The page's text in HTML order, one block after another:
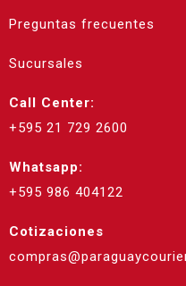
Preguntas frecuentes
Sucursales
Call Center:
+595 21 729 2600
Whatsapp:
+595 986 404122
Cotizaciones